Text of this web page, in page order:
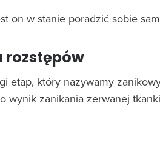
on w stanie poradzić sobie
rozstępów
etap, który nazywamy
wynik zanikania zerwanej